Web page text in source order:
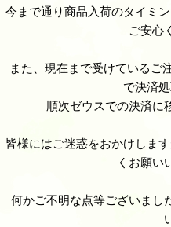
今まで通り商品入荷のタイミ
ご安心
また、現在まで受けているご
で決済処
順次ゼウスでの決済に
皆様にはご迷惑をおかけしま
くお願い
何かご不明な点等ございまし